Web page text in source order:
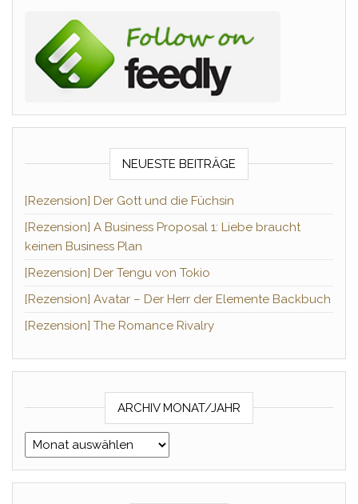
NEUESTE BEITRÄGE
[Rezension] Der Gott und die Füchsin
[Rezension] A Business Proposal 1: Liebe braucht
keinen Business Plan
[Rezension] Der Tengu von Tokio
[Rezension] Avatar – Der Herr der Elemente Backbuch
[Rezension] The Romance Rivalry
ARCHIV MONAT/JAHR
Archiv Monat/Jahr